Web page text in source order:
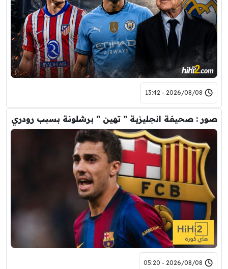
2026/08/08 - 13:42
صور : صحيفة انجليزية ” تهين ” برشلونة بسبب رودري
2026/08/08 - 05:20